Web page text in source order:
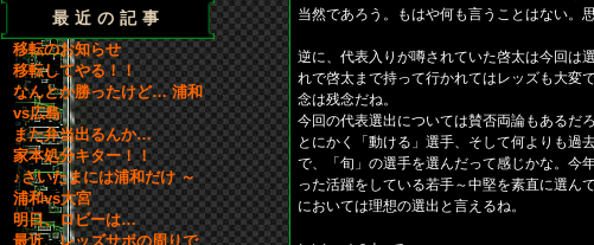
最近の記事
移転のお知らせ
移転してやる！！
なんとか勝ったけど… 浦和
vs広島
また弁当出るんか…
家本処分キター！！
♪さいたまには浦和だけ ～
浦和vs大宮
明日、ロビーは…
最近、レッズサポの周りで
当然であろう。もはや何も言うことはない。
逆に、代表入りが噂されていた啓太は今回は
れで啓太まで持って行かれてはレッズも大変
念は残念だね。
今回の代表選出については賛否両論もあるだ
とにかく「動ける」選手、そして何よりも過
で、「旬」の選手を選んだって感じかな。今
った活躍をしている若手～中堅を素直に選ん
においては理想の選出と言えるね。